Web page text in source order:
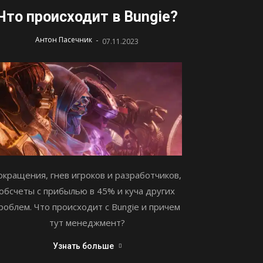
происходит в Bungie?
Антон Пасечник - 07.11.2023
гнев игроков и разработчиков,
с прибылью в 45% и куча других
Что происходит с Bungie и причем
тут менеджмент?
Узнать больше